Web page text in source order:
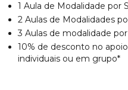
1 Aula de Modalidade por
2 Aulas de Modalidades
3 Aulas de modalidade
10% de desconto no
individuais ou em grupo*